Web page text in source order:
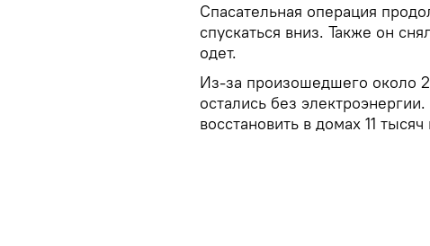
Спасательная операция
спускаться вниз. Также он
одет.
Из-за произошедшего около
остались без
восстановить в домах 11